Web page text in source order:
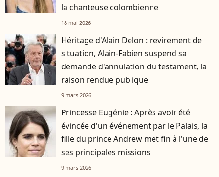
la chanteuse colombienne
18 mai 2026
Héritage d'Alain Delon : revirement de
situation, Alain-Fabien suspend sa
demande d'annulation du testament, la
raison rendue publique
9 mars 2026
Princesse Eugénie : Après avoir été
évincée d'un événement par le Palais, la
fille du prince Andrew met fin à l'une de
ses principales missions
9 mars 2026